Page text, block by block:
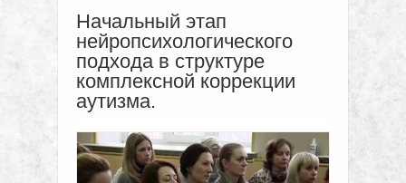
Начальный этап
нейропсихологического
подхода в структуре
комплексной коррекции
аутизма.